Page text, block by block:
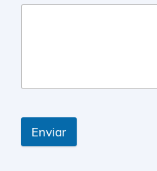
Enviar